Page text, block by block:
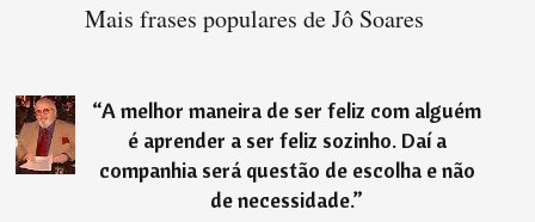
Mais frases populares de Jô Soares
“A melhor maneira de ser feliz com alguém
é aprender a ser feliz sozinho. Daí a
companhia será questão de escolha e não
de necessidade.”